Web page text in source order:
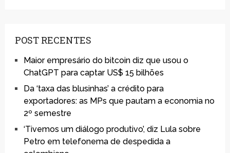
POST RECENTES
Maior empresário do bitcoin diz que usou o
ChatGPT para captar US$ 15 bilhões
Da ‘taxa das blusinhas’ a crédito para
exportadores: as MPs que pautam a economia no
2º semestre
‘Tivemos um diálogo produtivo’, diz Lula sobre
Petro em telefonema de despedida a